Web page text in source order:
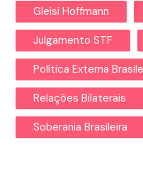
Gleisi Hoffmann
Julgamento STF
Política Externa
Relações Bilaterais
Soberania Brasileira